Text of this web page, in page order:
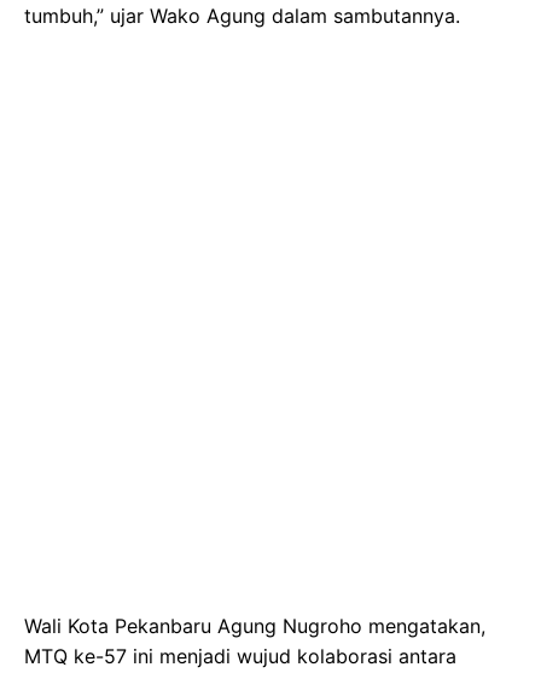
tumbuh,” ujar Wako Agung dalam sambutannya.
Wali Kota Pekanbaru Agung Nugroho mengatakan,
MTQ ke-57 ini menjadi wujud kolaborasi antara